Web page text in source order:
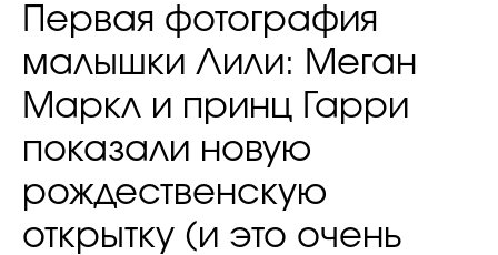
Первая фотография
малышки Лили: Меган
Маркл и принц Гарри
показали новую
рождественскую
открытку (и это очень